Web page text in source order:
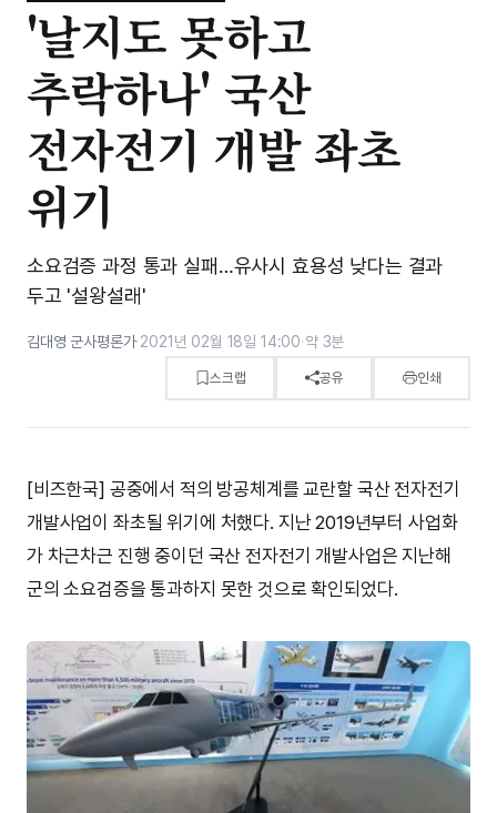
'날지도 못하고
추락하나' 국산
전자전기 개발 좌초
위기
소요검증 과정 통과 실패…유사시 효용성 낮다는 결과
두고 '설왕설래'
김대영 군사평론가·2021년 02월 18일 14:00·약 3분
스크랩 공유 인쇄
[비즈한국] 공중에서 적의 방공체계를 교란할 국산 전자전기
개발사업이 좌초될 위기에 처했다. 지난 2019년부터 사업화
가 차근차근 진행 중이던 국산 전자전기 개발사업은 지난해
군의 소요검증을 통과하지 못한 것으로 확인되었다.